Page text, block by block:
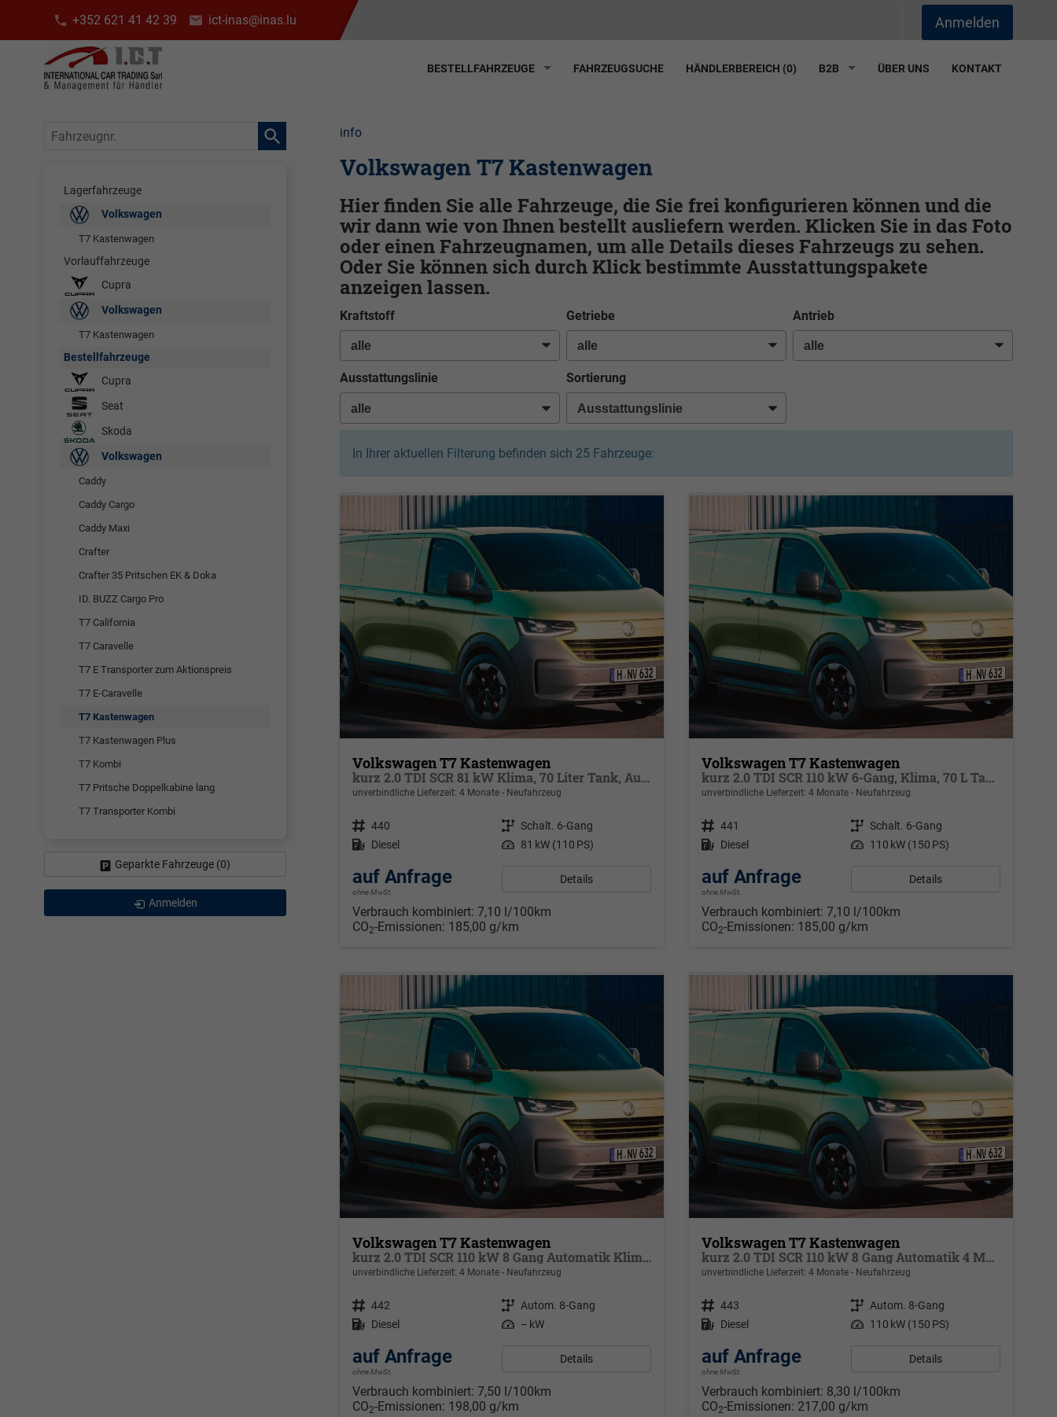
+352 621 41 42 39 ict-inas@inas.lu Anmelden
BESTELLFAHRZEUGE FAHRZEUGSUCHE HÄNDLERBEREICH (0) B2B ÜBER UNS KONTAKT
info
Volkswagen T7 Kastenwagen
Hier finden Sie alle Fahrzeuge, die Sie frei konfigurieren können und die
wir dann wie von Ihnen bestellt ausliefern werden. Klicken Sie in das Foto
oder einen Fahrzeugnamen, um alle Details dieses Fahrzeugs zu sehen.
Oder Sie können sich durch Klick bestimmte Ausstattungspakete
anzeigen lassen.
Kraftstoff Getriebe Antrieb
Ausstattungslinie Sortierung
In Ihrer aktuellen Filterung befinden sich 25 Fahrzeuge:
Volkswagen T7 Kastenwagen
kurz 2.0 TDI SCR 81 kW Klima, 70 Liter Tank, Außenspiegel klappbar, Fahrerassistenzpaket, elektrische Zusatzheizung
unverbindliche Lieferzeit: 4 Monate Neufahrzeug
Fahrzeugnr. 440 Getriebe Schalt. 6-Gang
Kraftstoff Diesel Leistung 81 kW (110 PS)
auf Anfrage
ohne MwSt.
Details
Verbrauch kombiniert: 7,10 l/100km
CO2-Emissionen: 185,00 g/km
Volkswagen T7 Kastenwagen
kurz 2.0 TDI SCR 110 kW 6-Gang, Klima, 70 L Tank, Außenspiegel elektrisch klappbar, Fahrerassistenzpaket
unverbindliche Lieferzeit: 4 Monate Neufahrzeug
Fahrzeugnr. 441 Getriebe Schalt. 6-Gang
Kraftstoff Diesel Leistung 110 kW (150 PS)
auf Anfrage
ohne MwSt.
Details
Verbrauch kombiniert: 7,10 l/100km
CO2-Emissionen: 185,00 g/km
Volkswagen T7 Kastenwagen
kurz 2.0 TDI SCR 110 kW 8 Gang Automatik Klima, 70 L Tank, Außenspiegel elektrisch klappbar, Fahrerassistenzpaket
unverbindliche Lieferzeit: 4 Monate Neufahrzeug
Fahrzeugnr. 442 Getriebe Autom. 8-Gang
Kraftstoff Diesel Leistung – kW
auf Anfrage
ohne MwSt.
Details
Verbrauch kombiniert: 7,50 l/100km
CO2-Emissionen: 198,00 g/km
Volkswagen T7 Kastenwagen
kurz 2.0 TDI SCR 110 kW 8 Gang Automatik 4 Motion, Klima, 70 L Tank, Außenspiegel elektrisch klappbar, Fahrerassistenzpaket
unverbindliche Lieferzeit: 4 Monate Neufahrzeug
Fahrzeugnr. 443 Getriebe Autom. 8-Gang
Kraftstoff Diesel Leistung 110 kW (150 PS)
auf Anfrage
ohne MwSt.
Details
Verbrauch kombiniert: 8,30 l/100km
CO2-Emissionen: 217,00 g/km
Fahrzeugnr.
Lagerfahrzeuge
Volkswagen
T7 Kastenwagen
Vorlauffahrzeuge
Cupra
Volkswagen
T7 Kastenwagen
Bestellfahrzeuge
Cupra
Seat
Skoda
Volkswagen
Caddy
Caddy Cargo
Caddy Maxi
Crafter
Crafter 35 Pritschen EK & Doka
ID. BUZZ Cargo Pro
T7 California
T7 Caravelle
T7 E Transporter zum Aktionspreis
T7 E-Caravelle
T7 Kastenwagen
T7 Kastenwagen Plus
T7 Kombi
T7 Pritsche Doppelkabine lang
T7 Transporter Kombi
Geparkte Fahrzeuge (0)
Anmelden